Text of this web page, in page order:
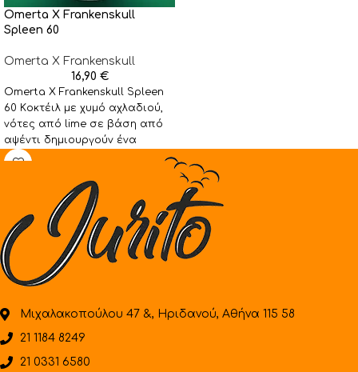
Omerta X Frankenskull
Spleen 60
Omerta X Frankenskull
16,90 €
Omerta X Frankenskull Spleen
60 Kοκτέιλ με χυμό αχλαδιού,
νότες από lime σε βάση από
αψέντι δημιουργούν ένα
ισορροπημένο γλυκόξινο
Μιχαλακοπούλου 47 &, Ηριδανού, Αθήνα 115 58
21 1184 8249
21 0331 6580